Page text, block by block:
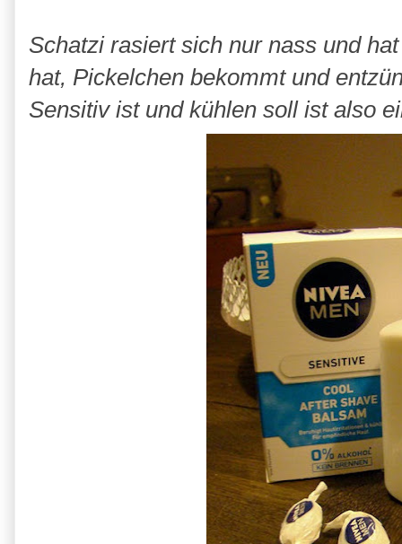
Schatzi rasiert sich nur nass und
hat, Pickelchen bekommt und
Sensitiv ist und kühlen soll ist also